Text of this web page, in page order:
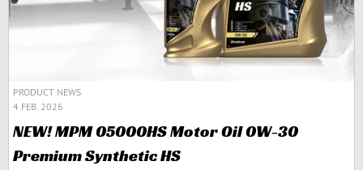
PRODUCT NEWS
4 FEB. 2026
NEW! MPM 05000HS Motor Oil 0W-30
Premium Synthetic HS